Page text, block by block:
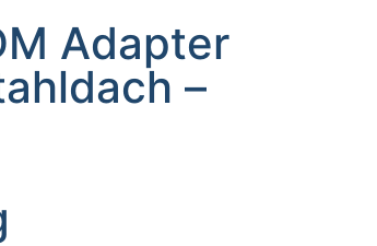
Adapter
–